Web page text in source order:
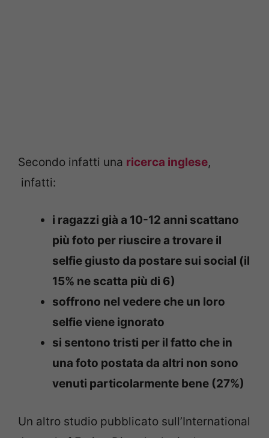
Secondo infatti una ricerca inglese,
infatti:
i ragazzi già a 10-12 anni scattano
più foto per riuscire a trovare il
selfie giusto da postare sui social (il
15% ne scatta più di 6)
soffrono nel vedere che un loro
selfie viene ignorato
si sentono tristi per il fatto che in
una foto postata da altri non sono
venuti particolarmente bene (27%)
Un altro studio pubblicato sull’International